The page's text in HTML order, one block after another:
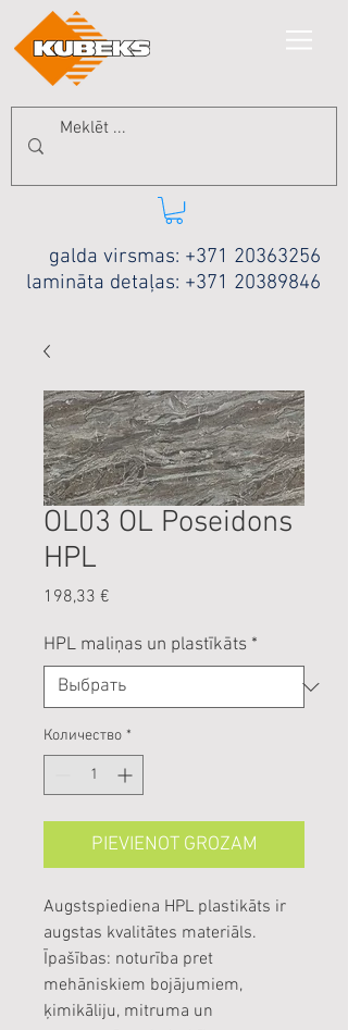
galda virsmas: +371 20363256
lamināta detaļas: +371 20389846
OL03 OL Poseidons
HPL
198,33 €
HPL maliņas un plastīkāts *
Количество *
PIEVIENOT GROZAM
Augstspiediena HPL plastikāts ir
augstas kvalitātes materiāls.
Īpašības: noturība pret
mehāniskiem bojājumiem,
ķimikāliju, mitruma un